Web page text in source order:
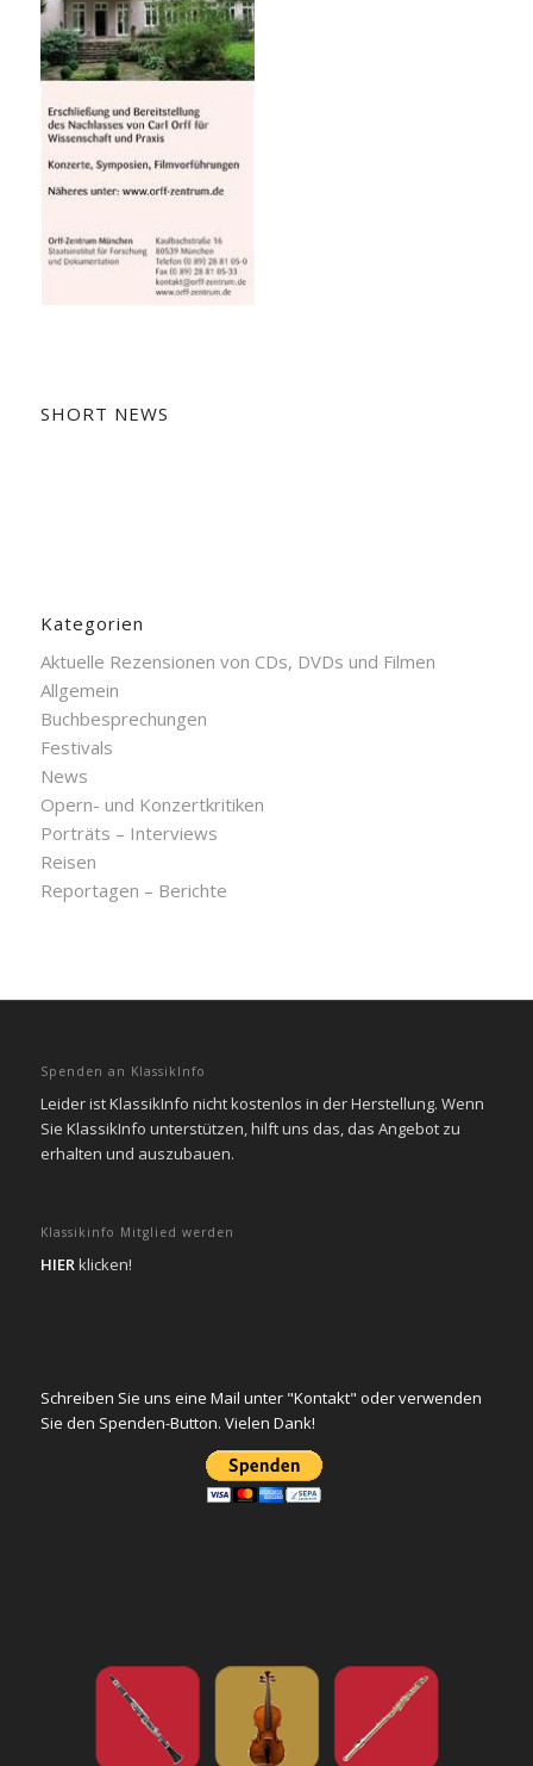
SHORT NEWS
Kategorien
Aktuelle Rezensionen von CDs, DVDs und Filmen
Allgemein
Buchbesprechungen
Festivals
News
Opern- und Konzertkritiken
Porträts – Interviews
Reisen
Reportagen – Berichte
Spenden an KlassikInfo
Leider ist KlassikInfo nicht kostenlos in der Herstellung. Wenn
Sie KlassikInfo unterstützen, hilft uns das, das Angebot zu
erhalten und auszubauen.
Klassikinfo Mitglied werden
HIERklicken!
Schreiben Sie uns eine Mail unter "Kontakt" oder verwenden
Sie den Spenden-Button. Vielen Dank!